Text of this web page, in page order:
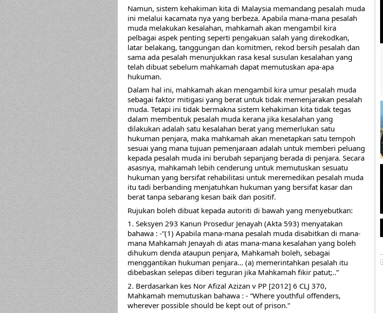
ini melalui kacamata nya yang berbeza. Apabila mana-mana pesalah
muda melakukan kesalahan, mahkamah akan mengambil kira
pelbagai aspek penting seperti pengakuan salah yang direkodkan,
latar belakang, tanggungan dan komitmen, rekod bersih pesalah dan
sama ada pesalah menunjukkan rasa kesal susulan kesalahan yang
telah dibuat sebelum mahkamah dapat memutuskan apa-apa
hukuman.
Dalam hal ini, mahkamah akan mengambil kira umur pesalah muda
sebagai faktor mitigasi yang berat untuk tidak memenjarakan pesalah
muda. Tetapi ini tidak bermakna sistem kehakiman kita tidak tegas
dalam membentuk pesalah muda kerana jika kesalahan yang
dilakukan adalah satu kesalahan berat yang memerlukan satu
hukuman penjara, maka mahkamah akan menetapkan satu tempoh
sesuai yang mana tujuan pemenjaraan adalah untuk memberi peluang
kepada pesalah muda ini berubah sepanjang berada di penjara. Secara
asasnya, mahkamah lebih cenderung untuk memutuskan sesuatu
hukuman yang bersifat rehabilitasi untuk meremedikan pesalah muda
itu tadi berbanding menjatuhkan hukuman yang bersifat kasar dan
berat tanpa sebarang kesan baik dan positif.
Rujukan boleh dibuat kepada autoriti di bawah yang menyebutkan:
1. Seksyen 293 Kanun Prosedur Jenayah (Akta 593) menyatakan
bahawa : -“(1) Apabila mana-mana pesalah muda disabitkan di mana-
mana Mahkamah Jenayah di atas mana-mana kesalahan yang boleh
dihukum denda ataupun penjara, Mahkamah boleh, sebagai
menggantikan hukuman penjara… (a) memerintahkan pesalah itu
dibebaskan selepas diberi teguran jika Mahkamah fikir patut;..”
2. Berdasarkan kes Nor Afizal Azizan v PP [2012] 6 CLJ 370,
Mahkamah memutuskan bahawa : - “Where youthful offenders,
wherever possible should be kept out of prison.”